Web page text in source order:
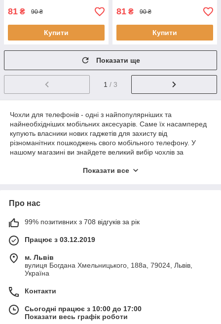
81 ₴ 90 ₴
Купити
81 ₴ 90 ₴
Купити
Показати ще
1 / 3
Чохли для телефонів - одні з найпопулярніших та
найнеобхідніших мобільних аксесуарів. Саме їх насамперед
купують власники нових гаджетів для захисту від
різноманітних пошкоджень свого мобільного телефону. У
нашому магазині ви знайдете великий вибір чохлів за
чохол-книжка – вирішувати лише Вам. Адже це не тільки
у нас перевірені постачальники. В асортименті нашого
магазину представлені аксесуари для різних моделей
телефонів:
- Xiaomi;
- Huawei;
- Meizu;
- Lenovo;
- LG;
- Nokia;
- Asus;
- HTC;
Показати все
Про нас
99% позитивних з 708 відгуків за рік
Працює з 03.12.2019
м. Львів
вулиця Богдана Хмельницького, 188а, 79024, Львів,
Україна
Контакти
Сьогодні працює з 10:00 до 17:00
Показати весь графік роботи